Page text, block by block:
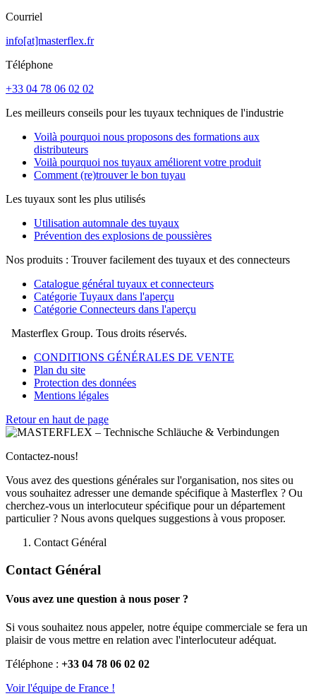
Courriel
info[at]masterflex.fr
Téléphone
+33 04 78 06 02 02
Les meilleurs conseils pour les tuyaux techniques de l'industrie
Voilà pourquoi nous proposons des formations aux
distributeurs
Voilà pourquoi nos tuyaux améliorent votre produit
Comment (re)trouver le bon tuyau
Les tuyaux sont les plus utilisés
Utilisation automnale des tuyaux
Prévention des explosions de poussières
Nos produits : Trouver facilement des tuyaux et des connecteurs
Catalogue général tuyaux et connecteurs
Catégorie Tuyaux dans l'aperçu
Catégorie Connecteurs dans l'aperçu
Masterflex Group. Tous droits réservés.
CONDITIONS GÉNÉRALES DE VENTE
Plan du site
Protection des données
Mentions légales
Retour en haut de page
Contactez-nous!
Vous avez des questions générales sur l'organisation, nos sites ou
vous souhaitez adresser une demande spécifique à Masterflex ? Ou
cherchez-vous un interlocuteur spécifique pour un département
particulier ? Nous avons quelques suggestions à vous proposer.
Contact Général
Contact Général
Vous avez une question à nous poser ?
Si vous souhaitez nous appeler, notre équipe commerciale se fera un
plaisir de vous mettre en relation avec l'interlocuteur adéquat.
Téléphone : +33 04 78 06 02 02
Voir l'équipe de France !